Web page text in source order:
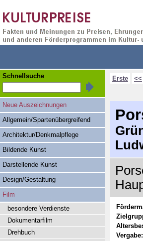
Erste <<
Vergabe:
Schnellsuche
Neue Auszeichnungen
Allgemein/Spartenübergreifend
Architektur/Denkmalpflege
Bildende Kunst
Darstellende Kunst
Design/Gestaltung
Film
besondere Verdienste
Dokumentarfilm
Drehbuch